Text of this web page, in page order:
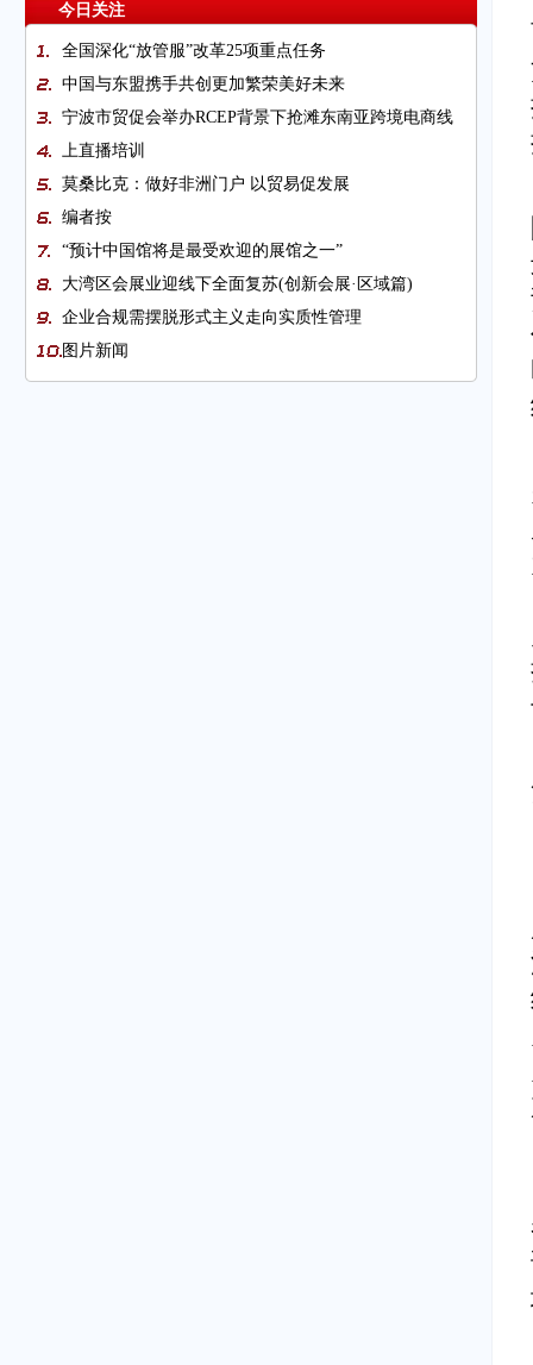
今日关注
全国深化“放管服”改革25项重点任务
中国与东盟携手共创更加繁荣美好未来
宁波市贸促会举办RCEP背景下抢滩东南亚跨境电商线
上直播培训
莫桑比克：做好非洲门户 以贸易促发展
编者按
“预计中国馆将是最受欢迎的展馆之一”
大湾区会展业迎线下全面复苏(创新会展·区域篇)
企业合规需摆脱形式主义走向实质性管理
图片新闻
第五届中阿博览会将突显四大特点